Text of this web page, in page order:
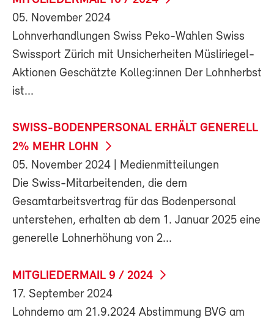
05. November 2024
Lohnverhandlungen Swiss Peko-Wahlen Swiss
Swissport Zürich mit Unsicherheiten Müsliriegel-
Aktionen Geschätzte Kolleg:innen Der Lohnherbst
ist...
SWISS-BODENPERSONAL ERHÄLT GENERELL
2% MEHR LOHN
05. November 2024 | Medienmitteilungen
Die Swiss-Mitarbeitenden, die dem
Gesamtarbeitsvertrag für das Bodenpersonal
unterstehen, erhalten ab dem 1. Januar 2025 eine
generelle Lohnerhöhung von 2...
MITGLIEDERMAIL 9 / 2024
17. September 2024
Lohndemo am 21.9.2024 Abstimmung BVG am